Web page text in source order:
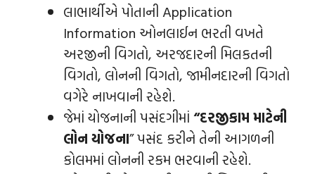
લાભાર્થીએ પોતાની Application
Information ઓનલાઈન ભરતી વખતે
અરજીની વિગતો, અરજદારની મિલકતની
વિગતો, લોનની વિગતો, જામીનદારની વિગતો
વગેરે નાખવાની રહેશે.
જેમાં યોજનાની પસંદગીમાં “દરજીકામ માટેની
લોન યોજના” પસંદ કરીને તેની આગળની
કોલમમાં લોનની રકમ ભરવાની રહેશે.